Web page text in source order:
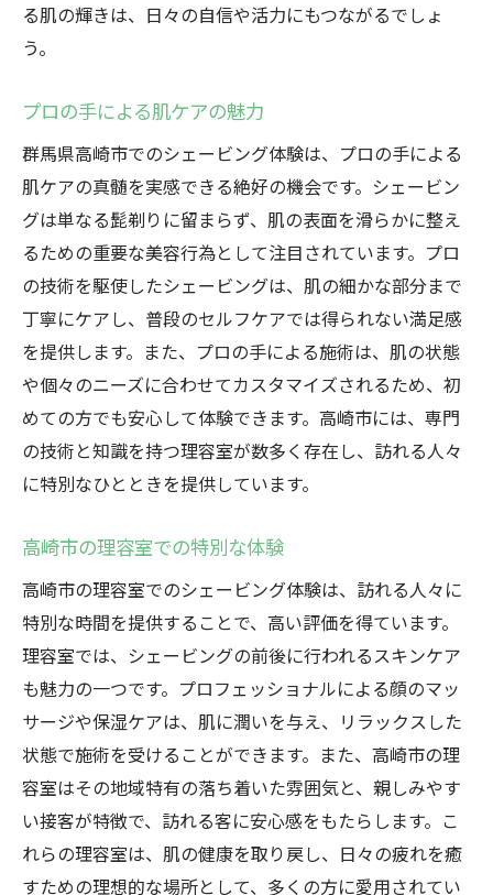
る肌の輝きは、日々の自信や活力にもつながるでしょ
う。
プロの手による肌ケアの魅力
群馬県高崎市でのシェービング体験は、プロの手による
肌ケアの真髄を実感できる絶好の機会です。シェービン
グは単なる髭剃りに留まらず、肌の表面を滑らかに整え
るための重要な美容行為として注目されています。プロ
の技術を駆使したシェービングは、肌の細かな部分まで
丁寧にケアし、普段のセルフケアでは得られない満足感
を提供します。また、プロの手による施術は、肌の状態
や個々のニーズに合わせてカスタマイズされるため、初
めての方でも安心して体験できます。高崎市には、専門
の技術と知識を持つ理容室が数多く存在し、訪れる人々
に特別なひとときを提供しています。
高崎市の理容室での特別な体験
高崎市の理容室でのシェービング体験は、訪れる人々に
特別な時間を提供することで、高い評価を得ています。
理容室では、シェービングの前後に行われるスキンケア
も魅力の一つです。プロフェッショナルによる顔のマッ
サージや保湿ケアは、肌に潤いを与え、リラックスした
状態で施術を受けることができます。また、高崎市の理
容室はその地域特有の落ち着いた雰囲気と、親しみやす
い接客が特徴で、訪れる客に安心感をもたらします。こ
れらの理容室は、肌の健康を取り戻し、日々の疲れを癒
すための理想的な場所として、多くの方に愛用されてい